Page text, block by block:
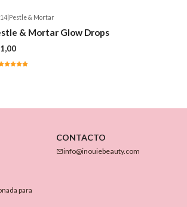
| Pestle & Mortar
& Mortar Glow Drops
para
CONTACTO
info@inouiebeauty.com